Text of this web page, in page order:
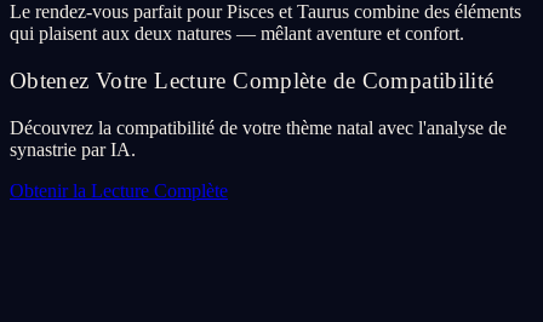
Le rendez-vous parfait pour Pisces et Taurus combine des éléments
qui plaisent aux deux natures — mêlant aventure et confort.
Obtenez Votre Lecture Complète de Compatibilité
Découvrez la compatibilité de votre thème natal avec l'analyse de
synastrie par IA.
Obtenir la Lecture Complète